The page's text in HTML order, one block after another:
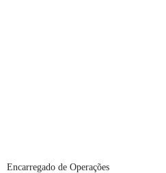
Encarregado de Operações